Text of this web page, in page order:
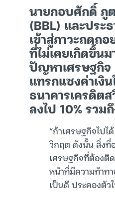
นายกอบศักดิ์ ภู
(BBL) และประ
เข้าสู่ภาวะถดถ
ที่ไม่เคยเกิดขึ้น
ปัญหาเศรษฐกิจ
แทรกแซงค่าเงิ
ธนาคารเครดิต
ลงไป 10% รว
“ถ้าเศรษฐกิจไป
วิกฤต ดังนั้น สิ่งที่
เศรษฐกิจที่ต้องติ
หน้าที่มีความท้าท
เป็นดี ประคองตัว